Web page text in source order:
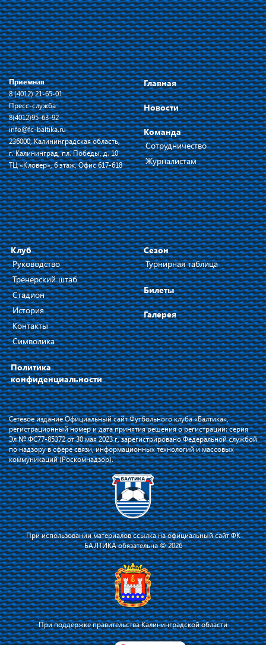
Я соглашаюсь с тем, что владелец сайта использует файлы cookie для
Приемная
8 (4012) 21-65-01
Пресс-служба
8(4012)95-63-92
info@fc-baltika.ru
236000, Калининградская область,
г. Калининград, пл. Победы, д. 10
ТЦ «Кловер», 6 этаж, Офис 617-618
Главная
Новости
Команда
Сотрудничество
Журналистам
Клуб
Руководство
Тренерский штаб
Стадион
История
Контакты
Символика
Политика
конфиденциальности
Сезон
Турнирная таблица
Билеты
Галерея
Сетевое издание Официальный сайт Футбольного клуба «Балтика»,
регистрационный номер и дата принятия решения о регистрации: серия
Эл № ФС77-85372 от 30 мая 2023 г, зарегистрировано Федеральной службой
по надзору в сфере связи, информационных технологий и массовых
коммуникаций (Роскомнадзор).
При использовании материалов ссылка на официальный сайт ФК
БАЛТИКА обязательна © 2026
При поддержке правительства Калининградской области